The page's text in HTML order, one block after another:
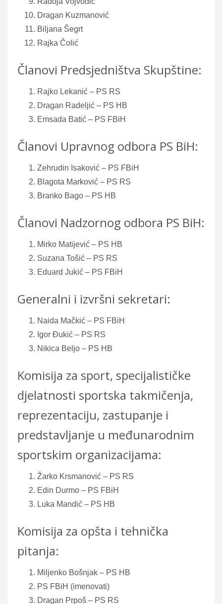
Dragan Kuzmanović
Biljana Šegrt
Rajka Čolić
Članovi Predsjedništva Skupštine:
Rajko Lekanić – PS RS
Dragan Radeljić – PS HB
Emsada Batić – PS FBiH
Članovi Upravnog odbora PS BiH:
Zehrudin Isaković – PS FBiH
Blagota Marković – PS RS
Branko Bago – PS HB
Članovi Nadzornog odbora PS BiH:
Mirko Matijević – PS HB
Suzana Tošić – PS RS
Eduard Jukić – PS FBiH
Generalni i izvršni sekretari:
Naida Mačkić – PS FBiH
Igor Đukić – PS RS
Nikica Beljo – PS HB
Komisija za sport, specijalističke
djelatnosti sportska takmičenja,
reprezentaciju, zastupanje i
predstavljanje u međunarodnim
sportskim organizacijama:
Žarko Krsmanović – PS RS
Edin Durmo – PS FBiH
Luka Mandić – PS HB
Komisija za opšta i tehnička
pitanja:
Miljenko Bošnjak – PS HB
PS FBiH (imenovati)
Dragan Prpoš – PS RS